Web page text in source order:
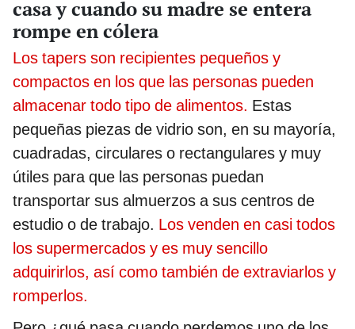
casa y cuando su madre se entera
rompe en cólera
Los tapers son recipientes pequeños y
compactos en los que las personas pueden
almacenar todo tipo de alimentos. Estas
pequeñas piezas de vidrio son, en su mayoría,
cuadradas, circulares o rectangulares y muy
útiles para que las personas puedan
transportar sus almuerzos a sus centros de
estudio o de trabajo. Los venden en casi todos
los supermercados y es muy sencillo
adquirirlos, así como también de extraviarlos y
romperlos.